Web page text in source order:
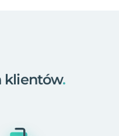
klientów.